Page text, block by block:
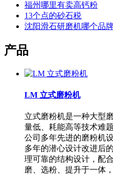
福州哪里有卖高钙粉
13个点的砂石税
沈阳滑石研磨机哪个品
产品
LM 立式磨粉机
立式磨粉机是一种大型
量低、耗能高等技术难
公司多年先进的磨粉机
多年的潜心设计改进后
理可靠的结构设计，配
磨、选粉、提升于一体